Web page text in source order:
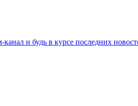
и будь в курсе последних